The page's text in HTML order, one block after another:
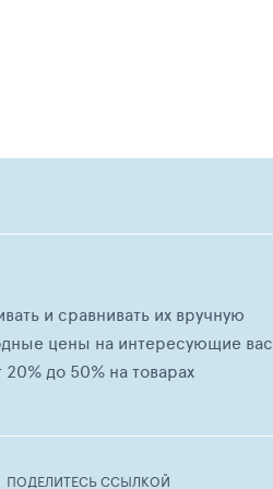
и сравнивать их вручную
цены на интересующие вас
до 50% на товарах
ПОДЕЛИТЕСЬ ССЫЛКОЙ